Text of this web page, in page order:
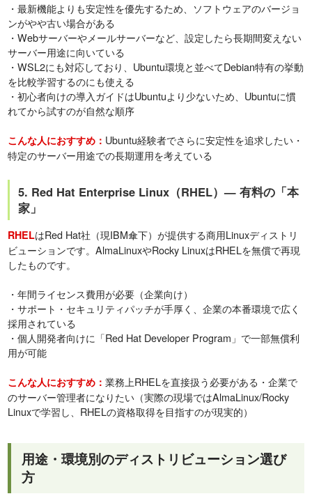
・最新機能よりも安定性を優先するため、ソフトウェアのバージョ
ンがやや古い場合がある
・Webサーバーやメールサーバーなど、設定したら長期間変えない
サーバー用途に向いている
・WSL2にも対応しており、Ubuntu環境と並べてDebian特有の挙動
を比較学習するのにも使える
・初心者向けの導入ガイドはUbuntuより少ないため、Ubuntuに慣
れてから試すのが自然な順序
こんな人におすすめ： Ubuntu経験者でさらに安定性を追求したい・
特定のサーバー用途での長期運用を考えている
5. Red Hat Enterprise Linux（RHEL）— 有料の「本
家」
RHELはRed Hat社（現IBM傘下）が提供する商用Linuxディストリ
ビューションです。AlmaLinuxやRocky LinuxはRHELを無償で再現
したものです。
・年間ライセンス費用が必要（企業向け）
・サポート・セキュリティパッチが手厚く、企業の本番環境で広く
採用されている
・個人開発者向けに「Red Hat Developer Program」で一部無償利
用が可能
こんな人におすすめ：業務上RHELを直接扱う必要がある・企業で
のサーバー管理者になりたい（実際の現場ではAlmaLinux/Rocky
Linuxで学習し、RHELの資格取得を目指すのが現実的）
用途・環境別のディストリビューション選び
方